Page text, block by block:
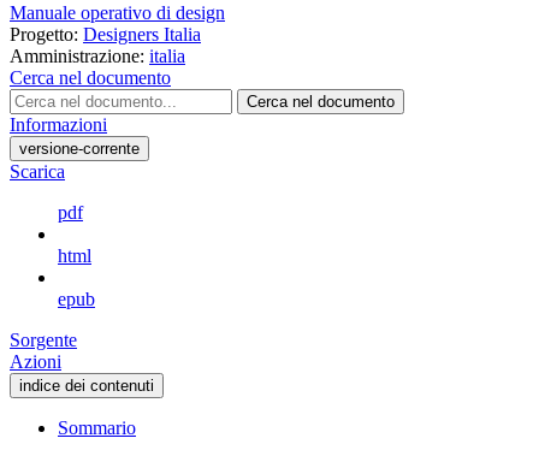
Manuale operativo di design
Progetto: Designers Italia
Amministrazione: italia
Cerca nel documento
Cerca nel documento
Informazioni
versione-corrente
Scarica
pdf
html
epub
Sorgente
Azioni
indice dei contenuti
Sommario